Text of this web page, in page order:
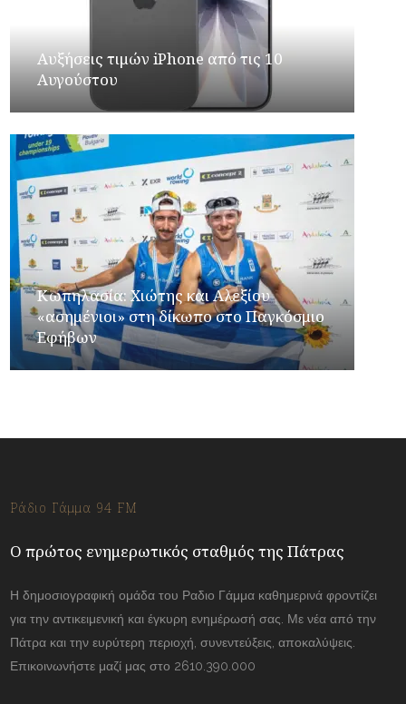
Αυξήσεις τιμών iPhone από τις 10
Αυγούστου
Κωπηλασία: Χιώτης και Αλεξίου
«ασημένιοι» στη δίκωπο στο Παγκόσμιο
Εφήβων
Ράδιο Γάμμα 94 FM
Ο πρώτος ενημερωτικός σταθμός της Πάτρας
Η δημοσιογραφική ομάδα του Ραδιο Γάμμα καθημερινά φροντίζει
για την αντικειμενική και έγκυρη ενημέρωσή σας. Με νέα από την
Πάτρα και την ευρύτερη περιοχή, συνεντεύξεις, αποκαλύψεις.
Επικοινωνήστε μαζί μας στο 2610.390.000